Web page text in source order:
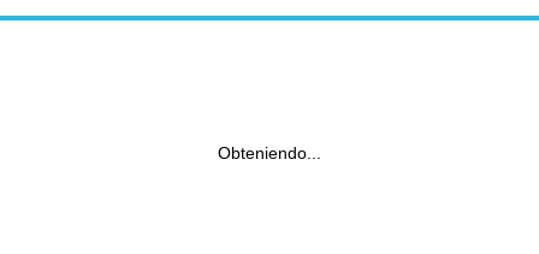
Obteniendo...